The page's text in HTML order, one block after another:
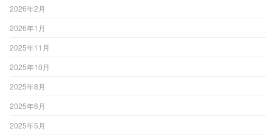
2026年2月
2026年1月
2025年11月
2025年10月
2025年8月
2025年6月
2025年5月